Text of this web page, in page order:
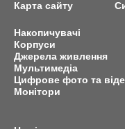
Карта сайту
Накопичувачі
Корпуси
Джерела живлення
Мультимедіа
Цифрове фото та
Монітори